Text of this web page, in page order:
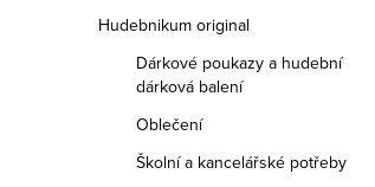
Hudebnikum original
Dárkové poukazy a hudební
dárková balení
Oblečení
Školní a kancelářské potřeby